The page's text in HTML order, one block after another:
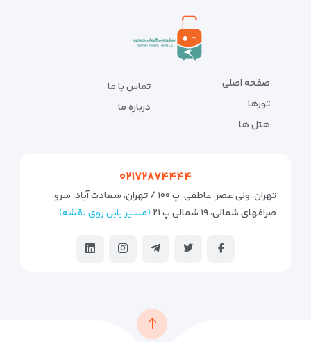
صفحه اصلی
تورها
هتل ها
تماس با ما
درباره ما
۰۲۱۷۲۸۷۴۴۴۴
تهران، ولی عصر، عاطفی، پ ۱۰۰ / تهران، سعادت آباد، سرو،
صرافهای شمالی، ۱۹ شمالی پ ۲۱
(مسیر یابی روی نقشه)